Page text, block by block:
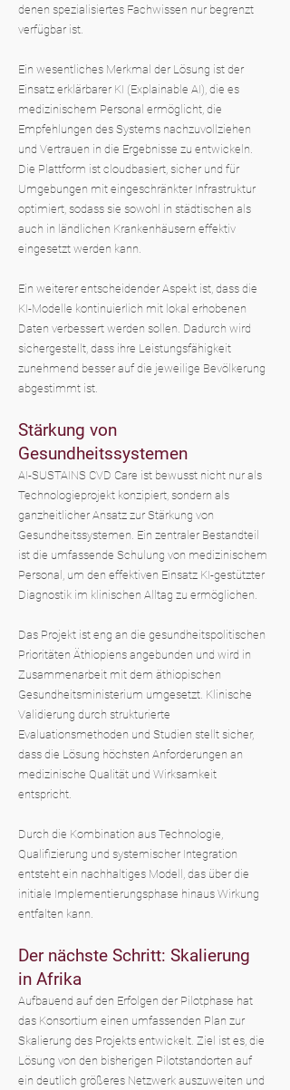
denen spezialisiertes Fachwissen nur begrenzt
verfügbar ist.
Ein wesentliches Merkmal der Lösung ist der
Einsatz erklärbarer KI (Explainable AI), die es
medizinischem Personal ermöglicht, die
Empfehlungen des Systems nachzuvollziehen
und Vertrauen in die Ergebnisse zu entwickeln.
Die Plattform ist cloudbasiert, sicher und für
Umgebungen mit eingeschränkter Infrastruktur
optimiert, sodass sie sowohl in städtischen als
auch in ländlichen Krankenhäusern effektiv
eingesetzt werden kann.
Ein weiterer entscheidender Aspekt ist, dass die
KI-Modelle kontinuierlich mit lokal erhobenen
Daten verbessert werden sollen. Dadurch wird
sichergestellt, dass ihre Leistungsfähigkeit
zunehmend besser auf die jeweilige Bevölkerung
abgestimmt ist.
Stärkung von
Gesundheitssystemen
AI-SUSTAINS CVD Care ist bewusst nicht nur als
Technologieprojekt konzipiert, sondern als
ganzheitlicher Ansatz zur Stärkung von
Gesundheitssystemen. Ein zentraler Bestandteil
ist die umfassende Schulung von medizinischem
Personal, um den effektiven Einsatz KI-gestützter
Diagnostik im klinischen Alltag zu ermöglichen.
Das Projekt ist eng an die gesundheitspolitischen
Prioritäten Äthiopiens angebunden und wird in
Zusammenarbeit mit dem äthiopischen
Gesundheitsministerium umgesetzt. Klinische
Validierung durch strukturierte
Evaluationsmethoden und Studien stellt sicher,
dass die Lösung höchsten Anforderungen an
medizinische Qualität und Wirksamkeit
entspricht.
Durch die Kombination aus Technologie,
Qualifizierung und systemischer Integration
entsteht ein nachhaltiges Modell, das über die
initiale Implementierungsphase hinaus Wirkung
entfalten kann.
Der nächste Schritt: Skalierung
in Afrika
Aufbauend auf den Erfolgen der Pilotphase hat
das Konsortium einen umfassenden Plan zur
Skalierung des Projekts entwickelt. Ziel ist es, die
Lösung von den bisherigen Pilotstandorten auf
ein deutlich größeres Netzwerk auszuweiten und